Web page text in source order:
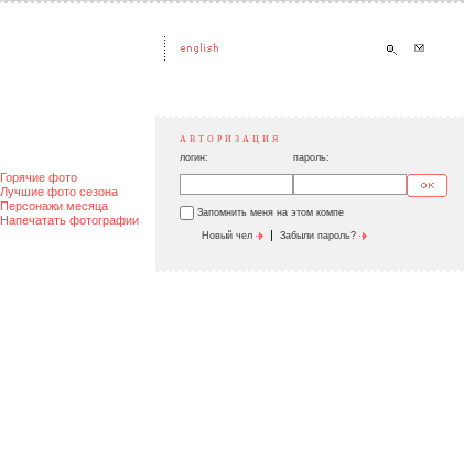
Горячие фото
Лучшие фото сезона
Персонажи месяца
Напечатать фотографии
АВТОРИЗАЦИЯ
логин: пароль:
Запомнить меня на этом компе
Новый чел | Забыли пароль?